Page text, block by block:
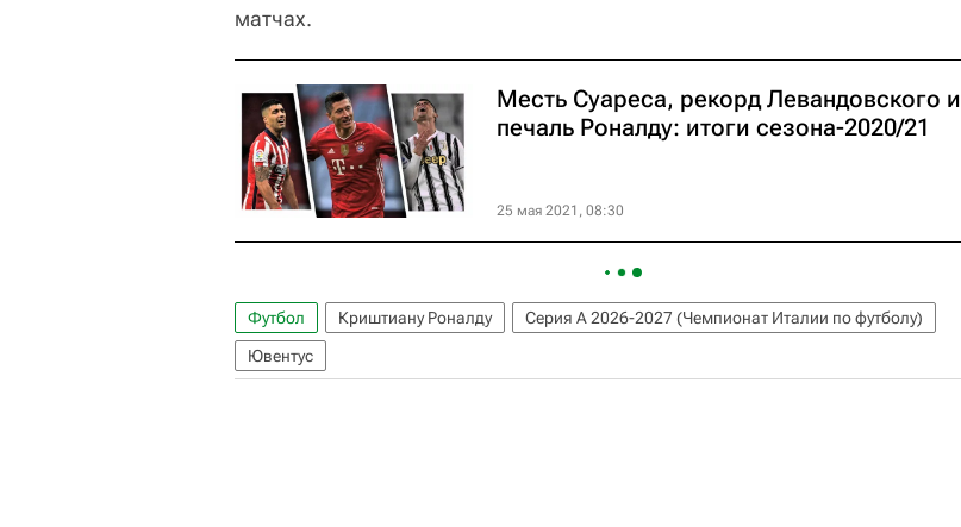
матчах.
Месть Суареса, рекорд Левандовского и
печаль Роналду: итоги сезона-2020/21
25 мая 2021, 08:30
Футбол Криштиану Роналду
Серия А 2026-2027 (Чемпионат Италии по футболу)
Ювентус